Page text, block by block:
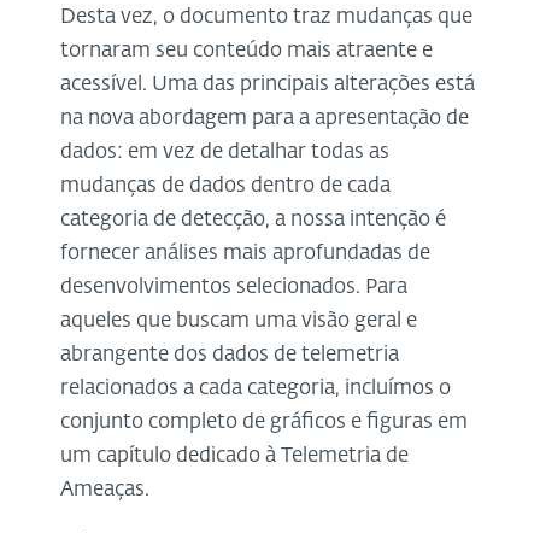
Desta vez, o documento traz mudanças que
tornaram seu conteúdo mais atraente e
acessível. Uma das principais alterações está
na nova abordagem para a apresentação de
dados: em vez de detalhar todas as
mudanças de dados dentro de cada
categoria de detecção, a nossa intenção é
fornecer análises mais aprofundadas de
desenvolvimentos selecionados. Para
aqueles que buscam uma visão geral e
abrangente dos dados de telemetria
relacionados a cada categoria, incluímos o
conjunto completo de gráficos e figuras em
um capítulo dedicado à Telemetria de
Ameaças.